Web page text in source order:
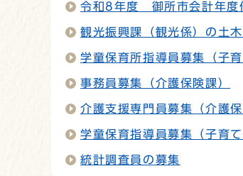
令和8年度 御所市会計年度
観光振興課（観光係）の土
学童保育所指導員募集（子
事務員募集（介護保険課）
介護支援専門員募集（介護保
学童保育指導員募集（子育
統計調査員の募集